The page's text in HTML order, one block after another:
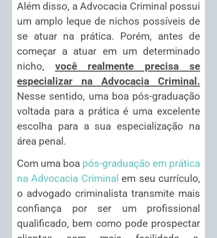
Além disso, a Advocacia Criminal possui
um amplo leque de nichos possíveis de
se atuar na prática. Porém, antes de
começar a atuar em um determinado
nicho, você realmente precisa se
especializar na Advocacia Criminal.
Nesse sentido, uma boa pós-graduação
voltada para a prática é uma excelente
escolha para a sua especialização na
área penal.
Com uma boa pós-graduação em prática
na Advocacia Criminal em seu currículo,
o advogado criminalista transmite mais
confiança por ser um profissional
qualificado, bem como pode prospectar